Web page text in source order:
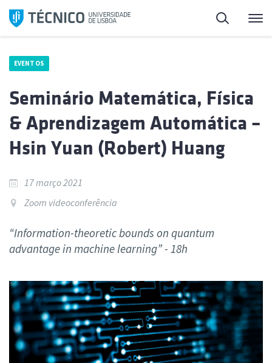
Saltar
para
Pesquisa
EVENTOS
Seminário Matemática, Física
& Aprendizagem Automática –
Hsin Yuan (Robert) Huang
17 março 2021
Zoom videoconferência
“Information-theoretic bounds on quantum
advantage in machine learning” - 18h